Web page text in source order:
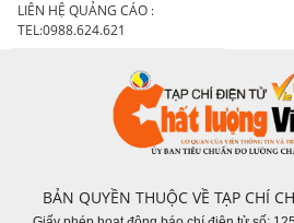
LIÊN HỆ QUẢNG CÁO :
TEL:0988.624.621
BẢN QUYỀN THUỘC VỀ TẠP CHÍ